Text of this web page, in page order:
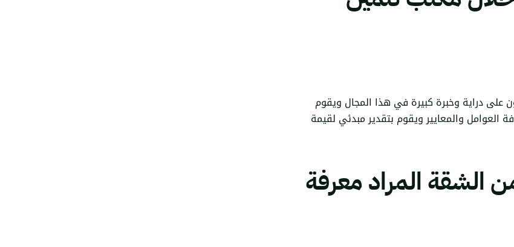
على دراية وخبرة كبيرة في هذا المجال ويقوم
العوامل والمعايير ويقوم بتقدير مبدئي لقيمة
الشقة المراد معرفة